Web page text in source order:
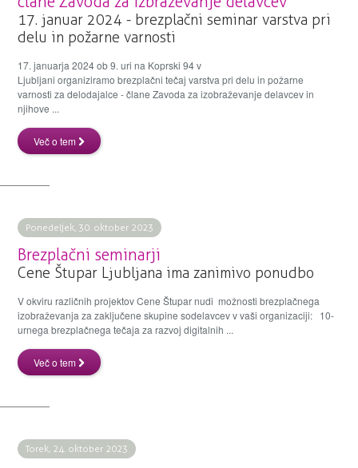
17. januar 2024 - brezplačni seminar varstva pri
delu in požarne varnosti
17. januarja 2024 ob 9. uri na Koprski 94 v
Ljubljani organiziramo brezplačni tečaj varstva pri delu in požarne
varnosti za delodajalce - člane Zavoda za izobraževanje delavcev in
njihove ...
Več o tem
Ponedeljek, 30. oktober 2023
Brezplačni seminarji
Cene Štupar Ljubljana ima zanimivo ponudbo
V okviru različnih projektov Cene Štupar nudi možnosti brezplačnega
izobraževanja za zaključene skupine sodelavcev v vaši organizaciji: 10-
urnega brezplačnega tečaja za razvoj digitalnih ...
Več o tem
Torek, 24. oktober 2023